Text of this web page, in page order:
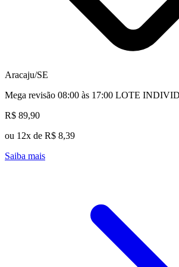
Aracaju/SE
Mega revisão 08:00 às 17:00 LOTE
R$ 89,90
ou 12x de R$ 8,39
Saiba mais